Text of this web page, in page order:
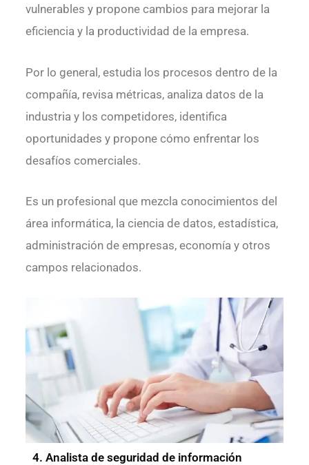
vulnerables y propone cambios para mejorar la
eficiencia y la productividad de la empresa.
Por lo general, estudia los procesos dentro de la
compañía, revisa métricas, analiza datos de la
industria y los competidores, identifica
oportunidades y propone cómo enfrentar los
desafíos comerciales.
Es un profesional que mezcla conocimientos del
área informática, la ciencia de datos, estadística,
administración de empresas, economía y otros
campos relacionados.
4. Analista de seguridad de información